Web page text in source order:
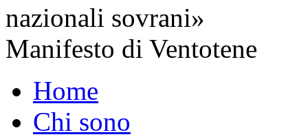
nazionali sovrani»
Manifesto di Ventotene
Home
Chi sono